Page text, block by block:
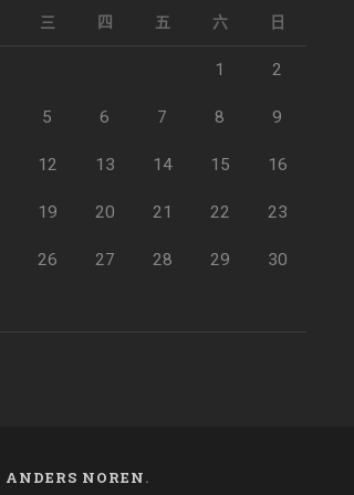
三 四 五 六 日
1 2
5 6 7 8 9
12 13 14 15 16
19 20 21 22 23
26 27 28 29 30
ANDERS NOREN.